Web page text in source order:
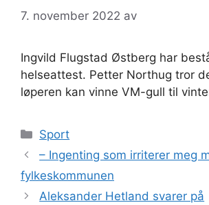
7. november 2022 av
Ingvild Flugstad Østberg har
helseattest. Petter Northug tror
løperen kan vinne VM-gull til
Kategorier
Sport
– Ingenting som irriterer meg
fylkeskommunen
Aleksander Hetland svarer på